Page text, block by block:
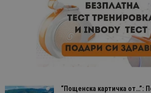
“Пощенска картичка от…”: